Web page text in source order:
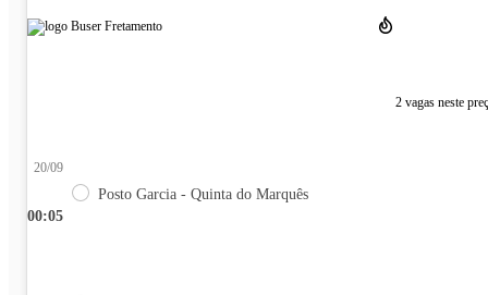
2 vagas neste
00:05
20/09
Posto Garcia - Quinta do Marquês